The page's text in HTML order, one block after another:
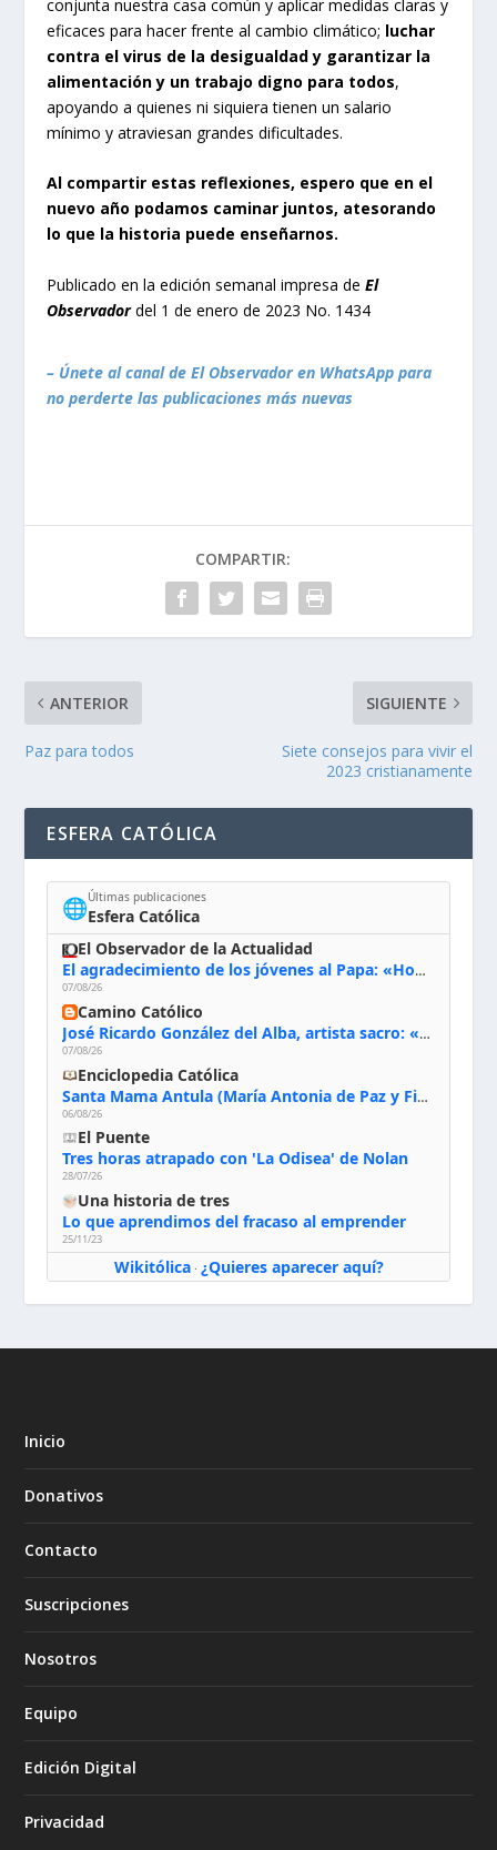
conjunta nuestra casa común y aplicar medidas claras y
eficaces para hacer frente al cambio climático; luchar
contra el virus de la desigualdad y garantizar la
alimentación y un trabajo digno para todos,
apoyando a quienes ni siquiera tienen un salario
mínimo y atraviesan grandes dificultades.
Al compartir estas reflexiones, espero que en el
nuevo año podamos caminar juntos, atesorando
lo que la historia puede enseñarnos.
Publicado en la edición semanal impresa deEl
Observadordel 1 de enero de 2023 No. 1434
– Únete al canal de El Observador en WhatsApp para
no perderte las publicaciones más nuevas
COMPARTIR:
ANTERIOR
Paz para todos
SIGUIENTE
Siete consejos para vivir el
2023 cristianamente
ESFERA CATÓLICA
🌐Últimas publicaciones
Esfera Católica
El Observador de la Actualidad
El agradecimiento de los jóvenes al Papa: «Hoy nos sentimos Iglesia»
07/08/26
Camino Católico
José Ricardo González del Alba, artista sacro: «Yo oro, hablo con Dios, le pido al Espíritu Santo su inspiración y siempre pinto rezando el rosario para que sea Él quien actúe a través de mis manos»
07/08/26
Enciclopedia Católica
Santa Mama Antula (María Antonia de Paz y Figueroa)
06/08/26
El Puente
Tres horas atrapado con 'La Odisea' de Nolan
28/07/26
Una historia de tres
Lo que aprendimos del fracaso al emprender
25/11/23
Wikitólica· ¿Quieres aparecer aquí?
Inicio
Donativos
Contacto
Suscripciones
Nosotros
Equipo
Edición Digital
Privacidad